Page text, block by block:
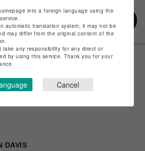
DAVIS
into a foreign language using the
automatic translation system, it may not be
may differ from the original content of the
take any responsibility for any direct or
by using this service. Thank you for your
Cancel